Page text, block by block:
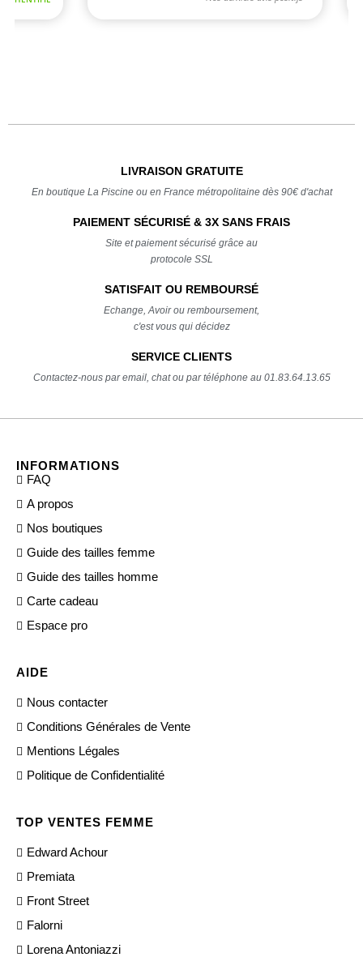
LIVRAISON GRATUITE
En boutique La Piscine ou en France métropolitaine dès 90€ d'achat
PAIEMENT SÉCURISÉ & 3X SANS FRAIS
Site et paiement sécurisé grâce au
protocole SSL
SATISFAIT OU REMBOURSÉ
Echange, Avoir ou remboursement,
c'est vous qui décidez
SERVICE CLIENTS
Contactez-nous par email, chat ou par téléphone au 01.83.64.13.65
INFORMATIONS
FAQ
A propos
Nos boutiques
Guide des tailles femme
Guide des tailles homme
Carte cadeau
Espace pro
AIDE
Nous contacter
Conditions Générales de Vente
Mentions Légales
Politique de Confidentialité
TOP VENTES FEMME
Edward Achour
Premiata
Front Street
Falorni
Lorena Antoniazzi